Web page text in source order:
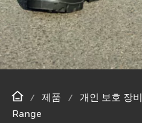
제품 개인 보호 장비
Range